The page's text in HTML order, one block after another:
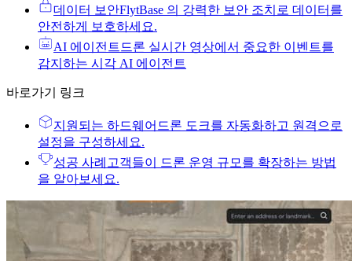
데이터 보안FlytBase 의 강력한 보안 조치로 데이터를
안전하게 보호하세요.
AI 에이전트 드론 실시간 영상에서 중요한 이벤트를
감지하는 시각 AI 에이전트
바로가기 링크
지원되는 하드웨어 드론 도크를 자동화하고 원격으로
설정을 구성하세요.
성공 사례 고객들이 드론 운영 규모를 확장하는 방법
을 알아보세요.